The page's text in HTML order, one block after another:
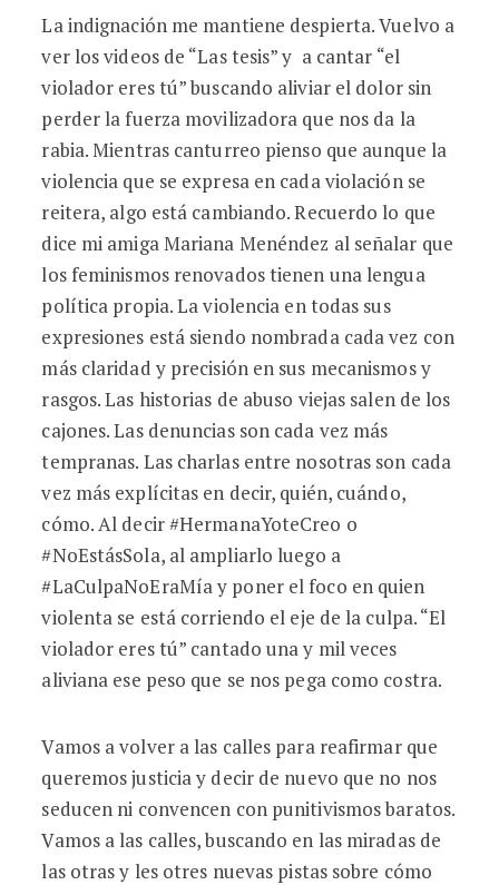
La indignación me mantiene despierta. Vuelvo a
ver los videos de “Las tesis” y a cantar “el
violador eres tú” buscando aliviar el dolor sin
perder la fuerza movilizadora que nos da la
rabia. Mientras canturreo pienso que aunque la
violencia que se expresa en cada violación se
reitera, algo está cambiando. Recuerdo lo que
dice mi amiga Mariana Menéndez al señalar que
los feminismos renovados tienen una lengua
política propia. La violencia en todas sus
expresiones está siendo nombrada cada vez con
más claridad y precisión en sus mecanismos y
rasgos. Las historias de abuso viejas salen de los
cajones. Las denuncias son cada vez más
tempranas. Las charlas entre nosotras son cada
vez más explícitas en decir, quién, cuándo,
cómo. Al decir #HermanaYoteCreo o
#NoEstásSola, al ampliarlo luego a
#LaCulpaNoEraMía y poner el foco en quien
violenta se está corriendo el eje de la culpa. “El
violador eres tú” cantado una y mil veces
aliviana ese peso que se nos pega como costra.
Vamos a volver a las calles para reafirmar que
queremos justicia y decir de nuevo que no nos
seducen ni convencen con punitivismos baratos.
Vamos a las calles, buscando en las miradas de
las otras y les otres nuevas pistas sobre cómo